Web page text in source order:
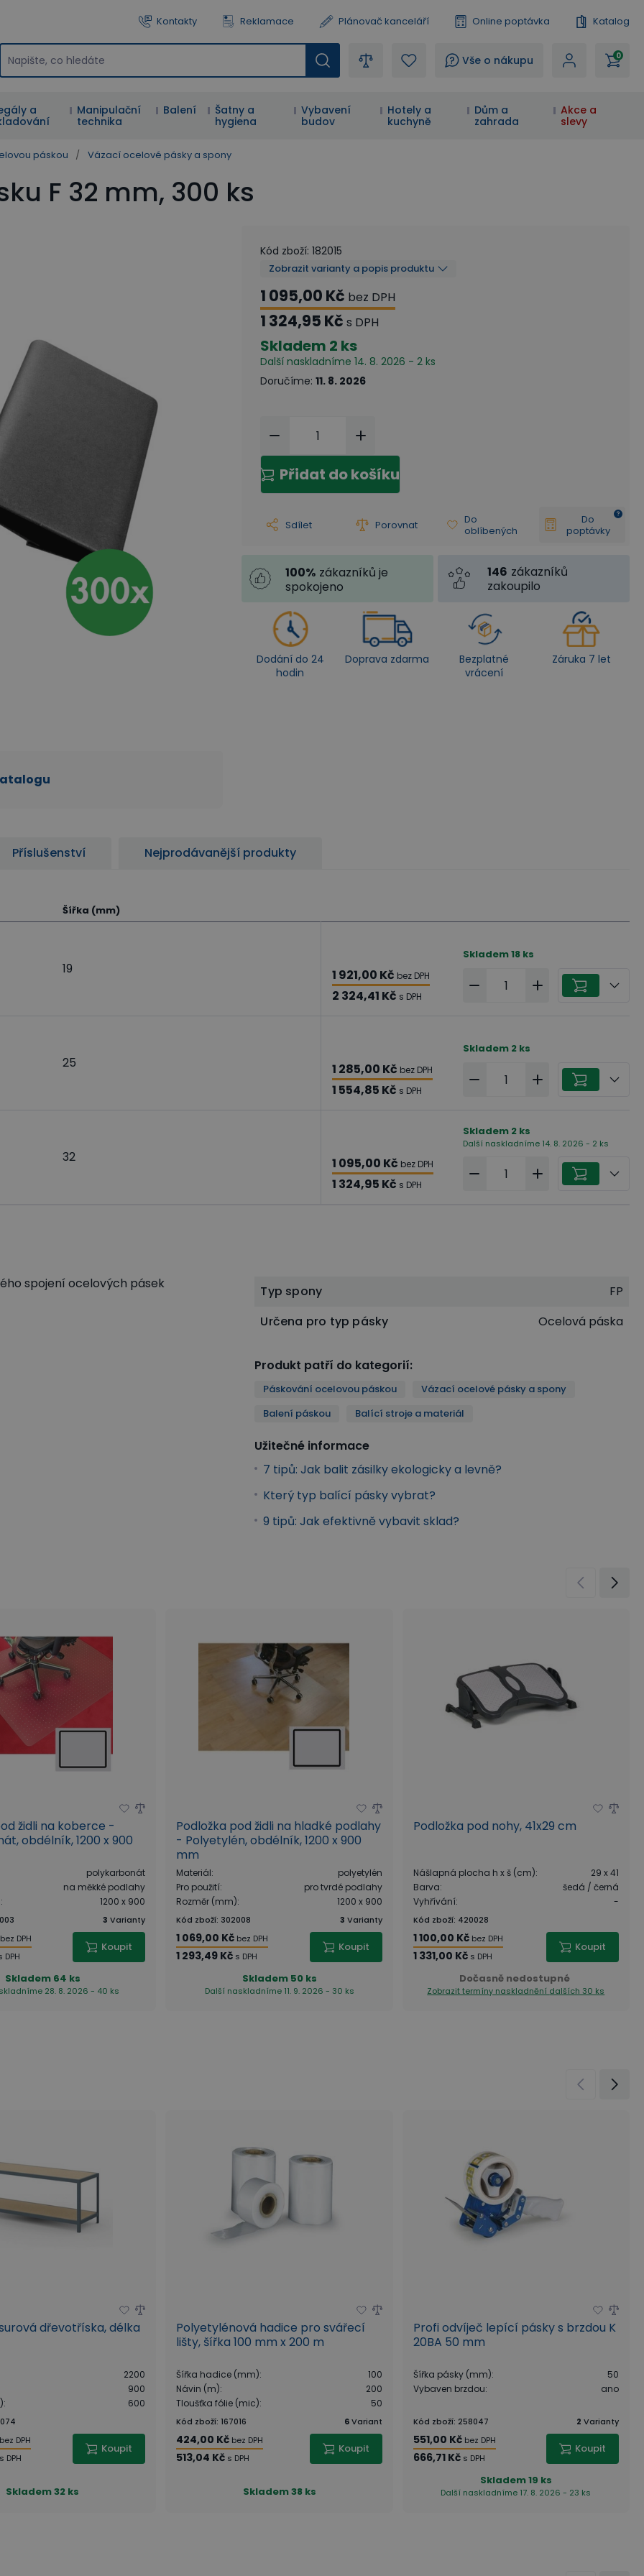
Kontakty Reklamace Plánovač kanceláří Online poptávka Katalog
? Vše o nákupu 0
a
Manipulační
technika
Balení
Šatny a
hygiena
Vybavení
budov
Hotely a
kuchyně
Dům a
zahrada
Akce a
slevy
páskou / Vázací ocelové pásky a spony
F 32 mm, 300 ks
Kód zboží: 182015
Zobrazit varianty a popis produktu
1 095,00 Kč bez DPH
1 324,95 Kč s DPH
Skladem 2 ks
Další naskladníme 14. 8. 2026 - 2 ks
Doručíme: 11. 8. 2026
Přidat do košíku
Sdílet Porovnat
Do
oblíbených
Do
poptávky
100% zákazníků je
spokojeno
146 zákazníků
zakoupilo
Dodání do 24
hodin
Doprava zdarma
Bezplatné
vrácení
Záruka 7 let
Příslušenství Nejprodávanější produkty
Šířka (mm)
19 1 921,00 Kč bez DPH
2 324,41 Kč s DPH
Skladem18 ks
25 1 285,00 Kč bez DPH
1 554,85 Kč s DPH
Skladem 2 ks
32 1 095,00 Kč bez DPH
1 324,95 Kč s DPH
Skladem 2 ks
Další naskladníme 14. 8. 2026 - 2 ks
spojení ocelových pásek Typ spony
FP
Určena pro typ pásky
Ocelová páska
Produkt patří do kategorií:
Páskování ocelovou páskou
Vázací ocelové pásky a spony
Balení páskou
Balící stroje a materiál
Užitečné informace
7 tipů: Jak balit zásilky ekologicky a levně?
Který typ balící pásky vybrat?
9 tipů: Jak efektivně vybavit sklad?
židli na koberce -
obdélník, 1200 x 900
polykarbonát
na měkké podlahy
: 1200 x 900
3 Varianty
bez DPH
DPH
Koupit
Skladem 64 ks
28. 8. 2026 - 40 ks
Podložka pod židli na hladké podlahy
- Polyetylén, obdélník, 1200 x 900
mm
Materiál:
polyetylén
Pro použití:
pro tvrdé podlahy
Rozměr (mm): 1200 x 900
Kód zboží: 302008 3 Varianty
1 069,00 Kč bez DPH
1 293,49 Kč s DPH
Koupit
Skladem 50 ks
Další naskladníme 11. 9. 2026 - 30 ks
Podložka pod nohy, 41x29 cm
Nášlapná plocha h x š (cm):
29 x 41
Barva:
šedá / černá
Vyhřívání: -
Kód zboží: 420028
1 100,00 Kč bez DPH
1 331,00 Kč s DPH
Koupit
Dočasně nedostupné
Zobrazit termíny naskladnění dalších 30 ks
dřevotříska, délka
2200
900
: 600
bez DPH
s DPH
Koupit
Skladem32 ks
Polyetylénová hadice pro svářecí
lišty, šířka 100 mm x 200 m
Šířka hadice (mm):
100
Návin (m):
200
Tloušťka fólie (mic): 50
Kód zboží:167016 6 Variant
424,00 Kč bez DPH
513,04 Kč s DPH
Koupit
Skladem38 ks
Profi odvíječ lepící pásky s brzdou K
20BA 50 mm
Šířka pásky (mm):
50
Vybaven brzdou: ano
Kód zboží: 258047 2 Varianty
551,00 Kč bez DPH
666,71 Kč s DPH
Koupit
Skladem19 ks
Další naskladníme 17. 8. 2026 - 23 ks